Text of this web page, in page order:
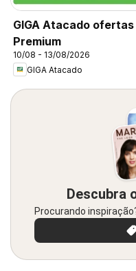
GIGA Atacado ofertas
Premium
10/08 - 13/08/2026
GIGA Atacado
Descubra
Procurando